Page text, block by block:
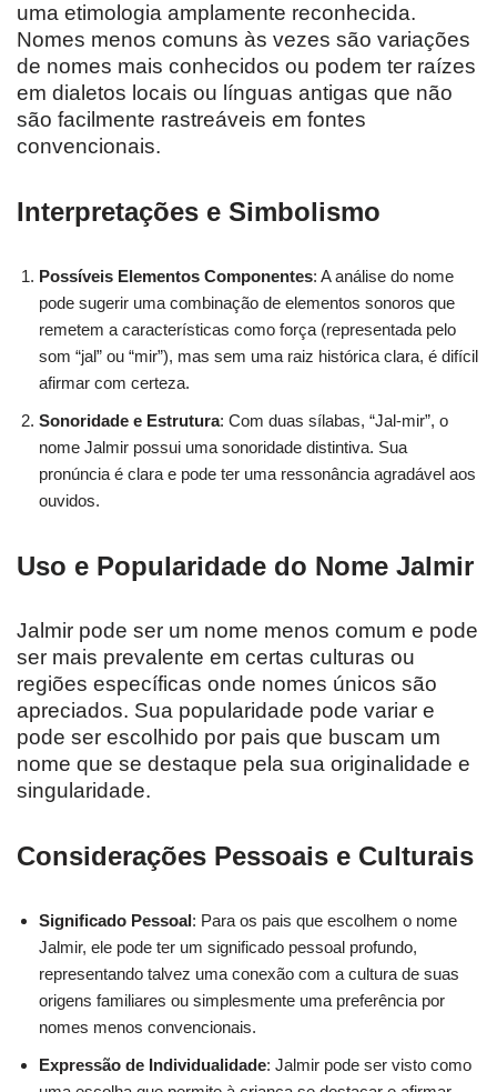
uma etimologia amplamente reconhecida.
Nomes menos comuns às vezes são variações
de nomes mais conhecidos ou podem ter raízes
em dialetos locais ou línguas antigas que não
são facilmente rastreáveis em fontes
convencionais.
Interpretações e Simbolismo
Possíveis Elementos Componentes: A análise do nome
pode sugerir uma combinação de elementos sonoros que
remetem a características como força (representada pelo
som “jal” ou “mir”), mas sem uma raiz histórica clara, é difícil
afirmar com certeza.
Sonoridade e Estrutura: Com duas sílabas, “Jal-mir”, o
nome Jalmir possui uma sonoridade distintiva. Sua
pronúncia é clara e pode ter uma ressonância agradável aos
ouvidos.
Uso e Popularidade do Nome Jalmir
Jalmir pode ser um nome menos comum e pode
ser mais prevalente em certas culturas ou
regiões específicas onde nomes únicos são
apreciados. Sua popularidade pode variar e
pode ser escolhido por pais que buscam um
nome que se destaque pela sua originalidade e
singularidade.
Considerações Pessoais e Culturais
Significado Pessoal: Para os pais que escolhem o nome
Jalmir, ele pode ter um significado pessoal profundo,
representando talvez uma conexão com a cultura de suas
origens familiares ou simplesmente uma preferência por
nomes menos convencionais.
Expressão de Individualidade: Jalmir pode ser visto como